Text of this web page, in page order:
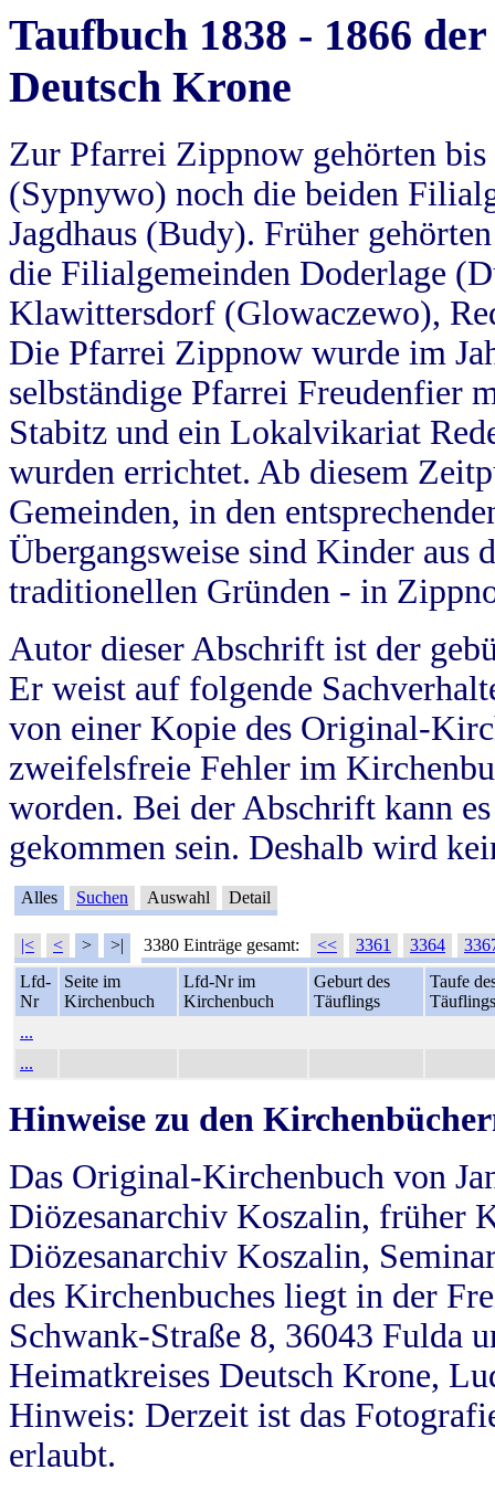
Taufbuch 1838 - 1866
Deutsch Krone
Zur Pfarrei Zippnow gehörten
(Sypnywo) noch die beiden
Jagdhaus (Budy). Früher
die Filialgemeinden Doderlage
Klawittersdorf (Glowaczewo),
Die Pfarrei Zippnow wurde im
selbständige Pfarrei Freudenfier
Stabitz und ein Lokalvikariat
wurden errichtet. Ab diesem
Gemeinden, in den
Übergangsweise sind Kinder aus
traditionellen Gründen - in
Autor dieser Abschrift ist der
Er weist auf folgende
von einer Kopie des Original-
zweifelsfreie Fehler im
worden. Bei der Abschrift kann
gekommen sein. Deshalb wird
Alles Suchen Auswahl Detail
|< < > >| 3380 Einträge gesamt: << 3361 3364
Lfd-
Nr
Seite im
Kirchenbuch
Lfd-Nr im
Kirchenbuch
Geburt des
Täuflings
Taufe
Täuflings
...
...
Hinweise zu den
Das Original-Kirchenbuch von
Diözesanarchiv Koszalin, früher
Diözesanarchiv Koszalin,
des Kirchenbuches liegt in der
Schwank-Straße 8, 36043 Fulda
Heimatkreises Deutsch Krone,
Hinweis: Derzeit ist das
erlaubt.